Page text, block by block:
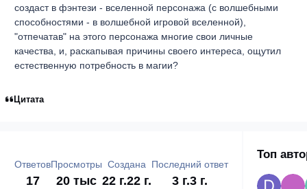
создаст в фэнтези - вселенной персонажа (с волшебными
способностями - в волшебной игровой вселенной),
"отпечатав" на этого персонажа многие свои личные
качества, и, раскапывая причины своего интереса, ощутил
естественную потребность в магии?
Цитата
Ответов
17
Просмотры
20 тыс
Создана
22 г.22 г.
Последний ответ
3 г.3 г.
Топ